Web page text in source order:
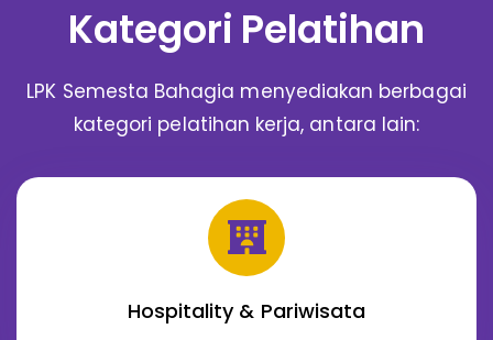
Kategori Pelatihan
LPK Semesta Bahagia menyediakan berbagai
kategori pelatihan kerja, antara lain:
Hospitality & Pariwisata